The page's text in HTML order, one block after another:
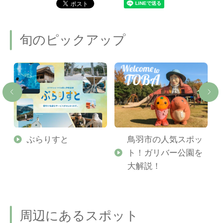
旬のピックアップ
ぶらりすと
鳥羽市の人気スポッ
ト！ガリバー公園を
大解説！
周辺にあるスポット